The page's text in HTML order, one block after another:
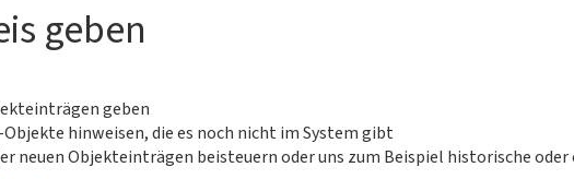
geben
geben
hinweisen, die es noch nicht im System gibt
neuen Objekteinträgen beisteuern oder uns zum Beispiel historische oder